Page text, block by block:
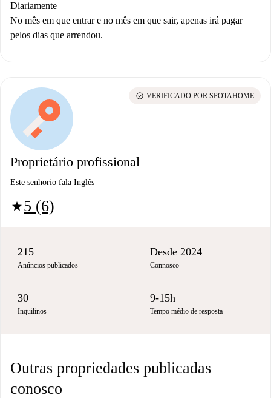
Diariamente
No mês em que entrar e no mês em que sair, apenas irá pagar
pelos dias que arrendou.
Proprietário profissional
Este senhorio fala Inglês
star5 (6)
check_circle VERIFICADO POR SPOTAHOME
215
Anúncios publicados
Desde 2024
Connosco
30
Inquilinos
9-15h
Tempo médio de resposta
Outras propriedades publicadas
conosco